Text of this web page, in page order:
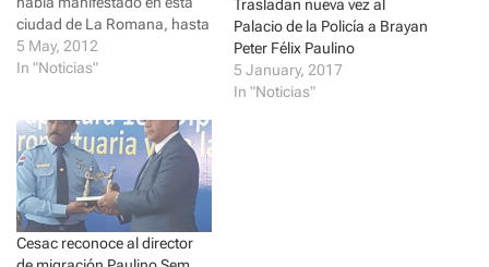
t
t
e
r
(
O
n
s
i
n
n
e
w
w
i
n
d
e
b
o
e
n
s
i
n
n
e
w
w
i
n
ciudad de La Romana, hasta
que el día cuatro del mes del
corriente se apresara y se
Franklin Cordero denunció
que fue ultrajado por un…
5 May, 2012
In "Noticias"
Trasladan nueva vez al
Palacio de la Policía a Brayan
Peter Félix Paulino
5 January, 2017
In "Noticias"
Cesac reconoce al director